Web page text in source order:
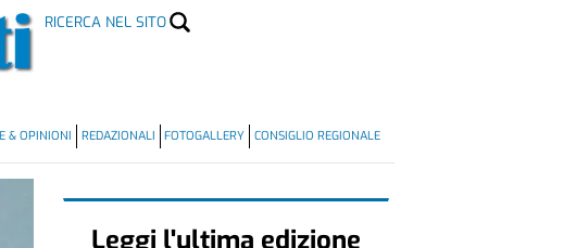
RICERCA NEL SITO
& OPINIONI REDAZIONALI FOTOGALLERY CONSIGLIO REGIONALE
Leggi l'ultima edizione